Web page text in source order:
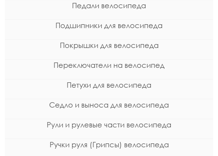
Педали велосипеда
Подшипники для велосипеда
Покрышки для велосипеда
Переключатели на велосипед
Петухи для велосипеда
Седло и выноса для велосипеда
Рули и рулевые части велосипеда
Ручки руля (Грипсы) велосипеда